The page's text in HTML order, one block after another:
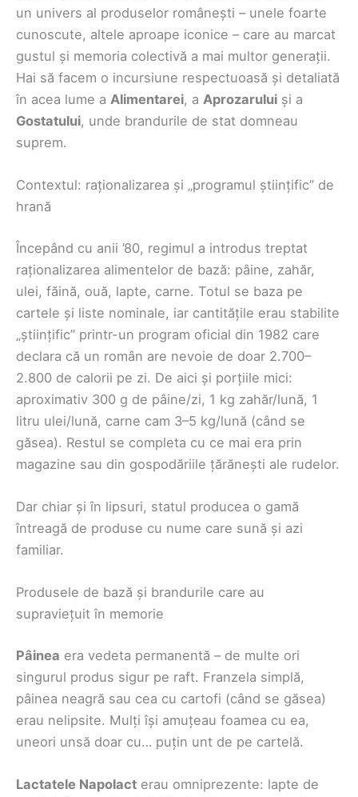
un univers al produselor românești – unele foarte
cunoscute, altele aproape iconice – care au marcat
gustul și memoria colectivă a mai multor generații.
Hai să facem o incursiune respectuoasă și detaliată
în acea lume a Alimentarei, a Aprozarului și a
Gostatului, unde brandurile de stat domneau
suprem.
Contextul: raționalizarea și „programul științific” de
hrană
Începând cu anii ’80, regimul a introdus treptat
raționalizarea alimentelor de bază: pâine, zahăr,
ulei, făină, ouă, lapte, carne. Totul se baza pe
cartele și liste nominale, iar cantitățile erau stabilite
„științific” printr-un program oficial din 1982 care
declara că un român are nevoie de doar 2.700–
2.800 de calorii pe zi. De aici și porțiile mici:
aproximativ 300 g de pâine/zi, 1 kg zahăr/lună, 1
litru ulei/lună, carne cam 3–5 kg/lună (când se
găsea). Restul se completa cu ce mai era prin
magazine sau din gospodăriile țărănești ale rudelor.
Dar chiar și în lipsuri, statul producea o gamă
întreagă de produse cu nume care sună și azi
familiar.
Produsele de bază și brandurile care au
supraviețuit în memorie
Pâinea era vedeta permanentă – de multe ori
singurul produs sigur pe raft. Franzela simplă,
pâinea neagră sau cea cu cartofi (când se găsea)
erau nelipsite. Mulți își amuțeau foamea cu ea,
uneori unsă doar cu… puțin unt de pe cartelă.
Lactatele Napolact erau omniprezente: lapte de